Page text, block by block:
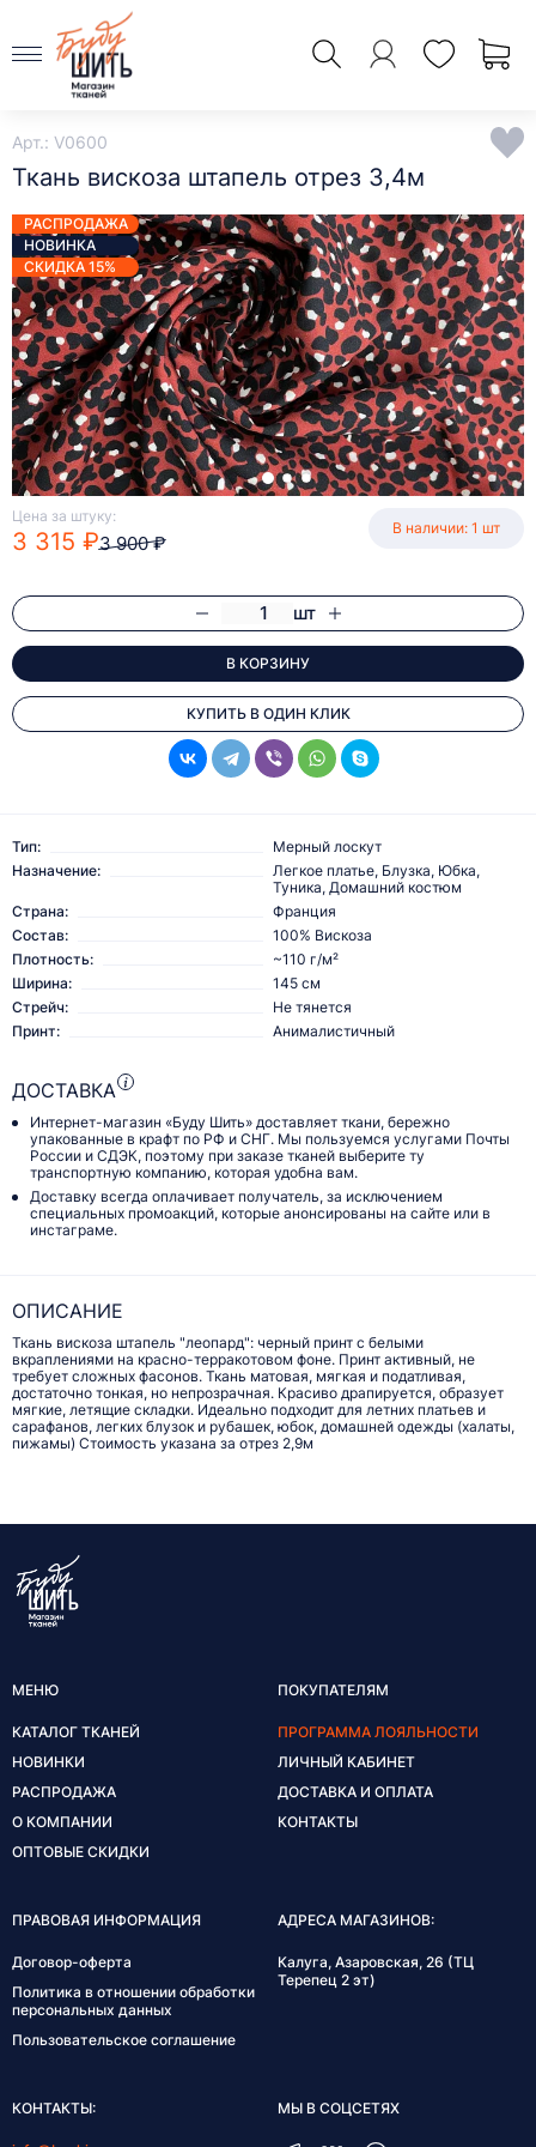
Арт.: V0600
Ткань вискоза штапель отрез 3,4м
Цена за штуку:
3 315 ₽3 900 ₽
В наличии: 1 шт
шт
В КОРЗИНУ
КУПИТЬ В ОДИН КЛИК
РАСПРОДАЖА
НОВИНКА
СКИДКА 15%
Тип:
Мерный лоскут
Назначение:
Легкое платье, Блузка, Юбка,
Туника, Домашний костюм
Страна:
Франция
Состав:
100% Вискоза
Плотность:
~110 г/м²
Ширина:
145 см
Стрейч:
Не тянется
Принт:
Анималистичный
ДОСТАВКА
Интернет-магазин «Буду Шить» доставляет ткани, бережно
упакованные в крафт по РФ и СНГ. Мы пользуемся услугами Почты
России и СДЭК, поэтому при заказе тканей выберите ту
транспортную компанию, которая удобна вам.
Доставку всегда оплачивает получатель, за исключением
специальных промоакций, которые анонсированы на сайте или в
инстаграме.
ОПИСАНИЕ
Ткань вискоза штапель "леопард": черный принт с белыми
вкраплениями на красно-терракотовом фоне. Принт активный, не
требует сложных фасонов. Ткань матовая, мягкая и податливая,
достаточно тонкая, но непрозрачная. Красиво драпируется, образует
мягкие, летящие складки. Идеально подходит для летних платьев и
сарафанов, легких блузок и рубашек, юбок, домашней одежды (халаты,
пижамы) Стоимость указана за отрез 2,9м
МЕНЮ
КАТАЛОГ ТКАНЕЙ
НОВИНКИ
РАСПРОДАЖА
О КОМПАНИИ
ОПТОВЫЕ СКИДКИ
ПОКУПАТЕЛЯМ
ПРОГРАММА ЛОЯЛЬНОСТИ
ЛИЧНЫЙ КАБИНЕТ
ДОСТАВКА И ОПЛАТА
КОНТАКТЫ
ПРАВОВАЯ ИНФОРМАЦИЯ
Договор-оферта
Политика в отношении обработки
персональных данных
Пользовательское соглашение
АДРЕСА МАГАЗИНОВ:
Калуга, Азаровская, 26 (ТЦ
Терепец 2 эт)
КОНТАКТЫ: МЫ В СОЦСЕТЯХ